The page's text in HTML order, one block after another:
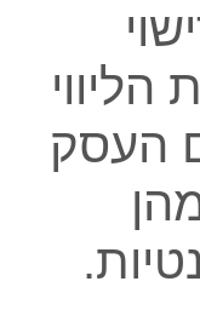
העסק